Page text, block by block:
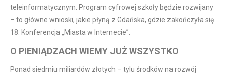
teleinformatycznym. Program cyfrowej szkoły będzie rozwijany
– to główne wnioski, jakie płyną z Gdańska, gdzie zakończyła się
18. Konferencja „Miasta w Internecie”.
O PIENIĄDZACH WIEMY JUŻ WSZYSTKO
Ponad siedmiu miliardów złotych – tylu środków na rozwój